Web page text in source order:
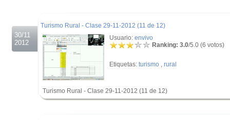
30/11
2012
Turismo Rural - Clase 29-11-2012 (11 de 12)
Usuario: envivo
Ranking: 3.0/5.0 (6 votos)
Etiquetas: turismo , rural
Turismo Rural - Clase 29-11-2012 (11 de 12)